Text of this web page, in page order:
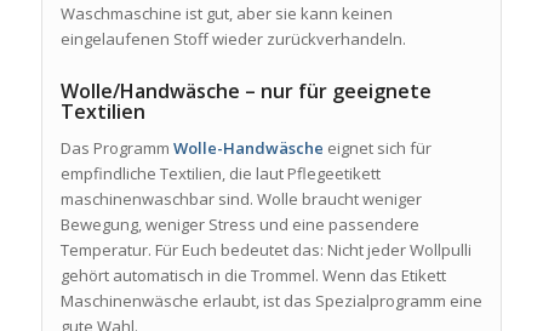
Waschmaschine ist gut, aber sie kann keinen
eingelaufenen Stoff wieder zurückverhandeln.
Wolle/Handwäsche – nur für geeignete
Textilien
Das Programm Wolle-Handwäsche eignet sich für
empfindliche Textilien, die laut Pflegeetikett
maschinenwaschbar sind. Wolle braucht weniger
Bewegung, weniger Stress und eine passendere
Temperatur. Für Euch bedeutet das: Nicht jeder Wollpulli
gehört automatisch in die Trommel. Wenn das Etikett
Maschinenwäsche erlaubt, ist das Spezialprogramm eine
gute Wahl.